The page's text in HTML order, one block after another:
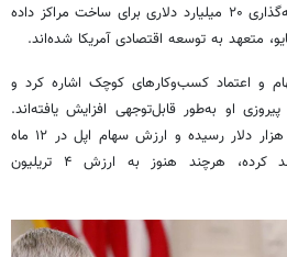
دلاری و شرکت DAMAC با سرمایه‌گذاری ۲۰ میلیارد دلاری برای ساخت مراکز داده
متعهد به توسعه اقتصادی آمریکا شده‌اند.
و اعتماد کسب‌وکارهای کوچک اشاره کرد و
او به‌طور قابل‌توجهی افزایش یافته‌اند.
علاوه‌براین، بیت‌کوین به مرز ۱۰۰ هزار دلار رسیده و ارزش سهام اپل در ۱۲ ماه
گذشته بیش از ۲۰ درصد رشد کرده، هرچند هنوز به ارزش ۴ تریلیون